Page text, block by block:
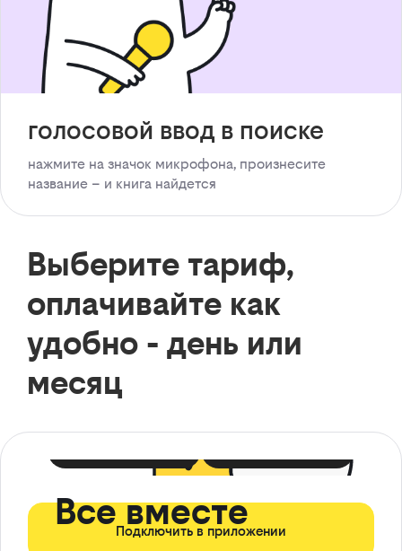
голосовой ввод в поиске
нажмите на значок микрофона, произнесите
название – и книга найдется
Выберите тариф,
оплачивайте как
удобно - день или
месяц
Все вместе
Подключить в приложении